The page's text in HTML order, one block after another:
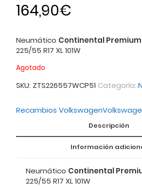
164,90€
Neumático Continental
225/55 R17 XL 101W
Agotado
SKU: ZTS226557WCP51 Categoría:
Recambios Volkswagen
Descripción
Información
Neumático Continental
225/55 R17 XL 101W